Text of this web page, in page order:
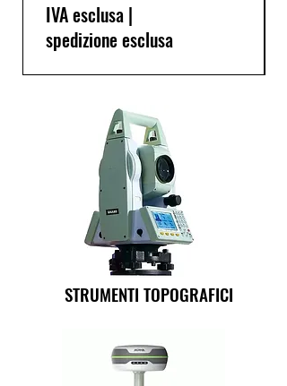
IVA esclusa |
spedizione esclusa
STRUMENTI TOPOGRAFICI